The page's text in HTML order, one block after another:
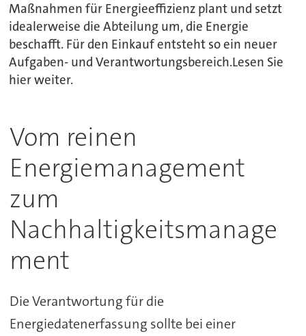
Maßnahmen für Energieeffizienz plant und setzt
idealerweise die Abteilung um, die Energie
beschafft. Für den Einkauf entsteht so ein neuer
Aufgaben- und Verantwortungsbereich.Lesen Sie
hier weiter.
Vom reinen
Energiemanagement
zum
Nachhaltigkeitsmanage
ment
Die Verantwortung für die
Energiedatenerfassung sollte bei einer